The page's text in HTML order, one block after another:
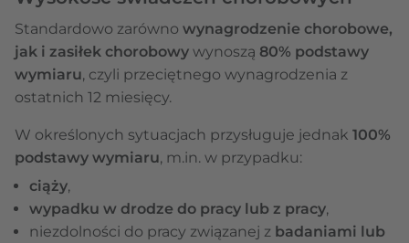
Standardowo zarówno wynagrodzenie chorobowe,
jak i zasiłek chorobowy wynoszą 80% podstawy
wymiaru, czyli przeciętnego wynagrodzenia z
ostatnich 12 miesięcy.
W określonych sytuacjach przysługuje jednak 100%
podstawy wymiaru, m.in. w przypadku:
ciąży,
wypadku w drodze do pracy lub z pracy,
niezdolności do pracy związanej z badaniami lub